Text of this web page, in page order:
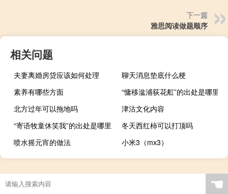
下一篇
雅思阅读做题顺序
相关问题
夫妻离婚房贷应该如何处理
聊天消息垫底什么梗
素养有哪些方面
“慵移湓浦荻花舡”的出处是哪里
北方过年可以拖地吗
津沽文化内容
“寄语牧童休笑我”的出处是哪里
冬天西红柿可以打顶吗
喷水摇元宵的做法
小米3（mx3）
☚